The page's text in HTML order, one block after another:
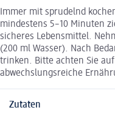
Immer mit sprudelnd
mindestens 5–10 Minuten
sicheres Lebensmittel.
(200 ml Wasser). Nach
trinken. Bitte achten Sie
abwechslungsreiche
Zutaten